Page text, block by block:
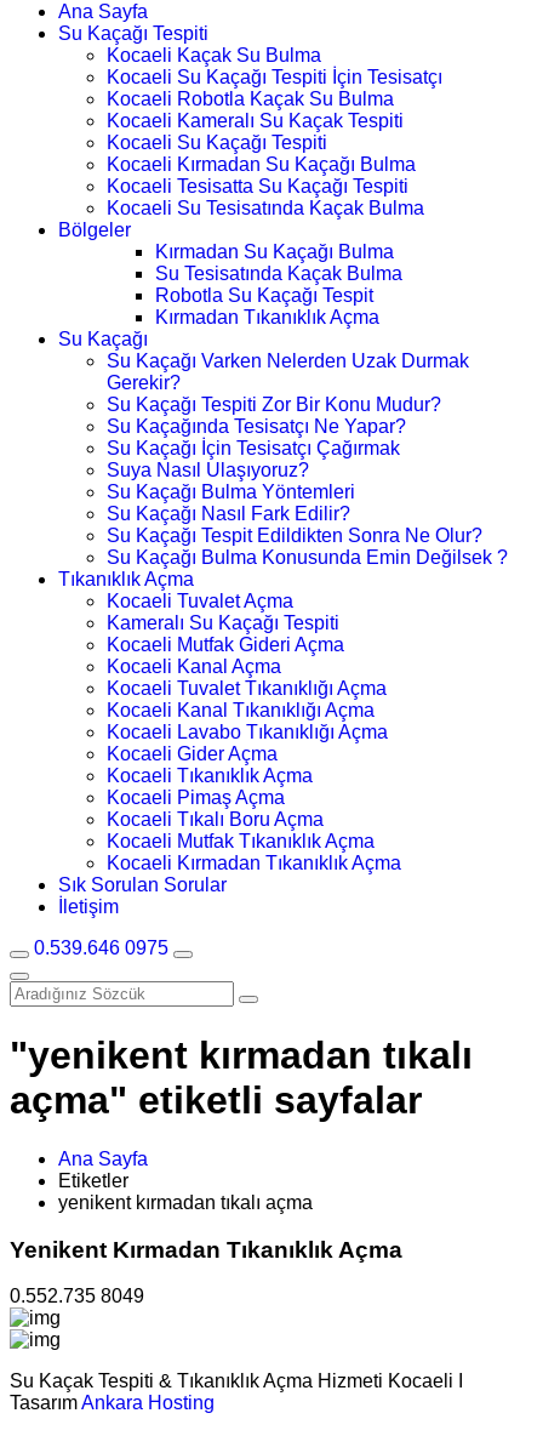
Ana Sayfa
Su Kaçağı Tespiti
Kocaeli Kaçak Su Bulma
Kocaeli Su Kaçağı Tespiti İçin Tesisatçı
Kocaeli Robotla Kaçak Su Bulma
Kocaeli Kameralı Su Kaçak Tespiti
Kocaeli Su Kaçağı Tespiti
Kocaeli Kırmadan Su Kaçağı Bulma
Kocaeli Tesisatta Su Kaçağı Tespiti
Kocaeli Su Tesisatında Kaçak Bulma
Bölgeler
Kırmadan Su Kaçağı Bulma
Su Tesisatında Kaçak Bulma
Robotla Su Kaçağı Tespit
Kırmadan Tıkanıklık Açma
Su Kaçağı
Su Kaçağı Varken Nelerden Uzak Durmak
Gerekir?
Su Kaçağı Tespiti Zor Bir Konu Mudur?
Su Kaçağında Tesisatçı Ne Yapar?
Su Kaçağı İçin Tesisatçı Çağırmak
Suya Nasıl Ulaşıyoruz?
Su Kaçağı Bulma Yöntemleri
Su Kaçağı Nasıl Fark Edilir?
Su Kaçağı Tespit Edildikten Sonra Ne Olur?
Su Kaçağı Bulma Konusunda Emin Değilsek ?
Tıkanıklık Açma
Kocaeli Tuvalet Açma
Kameralı Su Kaçağı Tespiti
Kocaeli Mutfak Gideri Açma
Kocaeli Kanal Açma
Kocaeli Tuvalet Tıkanıklığı Açma
Kocaeli Kanal Tıkanıklığı Açma
Kocaeli Lavabo Tıkanıklığı Açma
Kocaeli Gider Açma
Kocaeli Tıkanıklık Açma
Kocaeli Pimaş Açma
Kocaeli Tıkalı Boru Açma
Kocaeli Mutfak Tıkanıklık Açma
Kocaeli Kırmadan Tıkanıklık Açma
Sık Sorulan Sorular
İletişim
0.539.646 0975
"yenikent kırmadan tıkalı
açma" etiketli sayfalar
Ana Sayfa
Etiketler
yenikent kırmadan tıkalı açma
Yenikent Kırmadan Tıkanıklık Açma
0.552.735 8049
Su Kaçak Tespiti & Tıkanıklık Açma Hizmeti Kocaeli I
TasarımAnkara Hosting